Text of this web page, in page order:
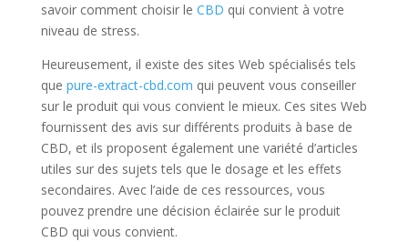
savoir comment choisir le CBD qui convient à votre
niveau de stress.
Heureusement, il existe des sites Web spécialisés tels
que pure-extract-cbd.com qui peuvent vous conseiller
sur le produit qui vous convient le mieux. Ces sites Web
fournissent des avis sur différents produits à base de
CBD, et ils proposent également une variété d’articles
utiles sur des sujets tels que le dosage et les effets
secondaires. Avec l’aide de ces ressources, vous
pouvez prendre une décision éclairée sur le produit
CBD qui vous convient.